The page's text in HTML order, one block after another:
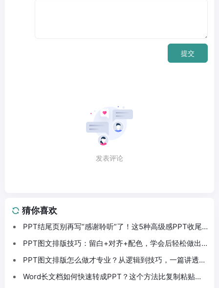
提交
发表评论
猜你喜欢
PPT结尾页别再写“感谢聆听”了！这5种高级感PPT收尾
法拿去直接用
PPT图文排版技巧：留白+对齐+配色，学会后轻松做出
高级感PPT
PPT图文排版怎么做才专业？从逻辑到技巧，一篇讲透
PPT排版
Word长文档如何快速转成PPT？这个方法比复制粘贴快